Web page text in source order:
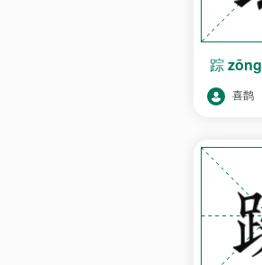
踪zōng
喜鹊